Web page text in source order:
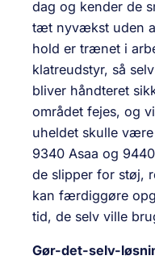
dag og kender de
tæt nyvækst uden
hold er trænet i
klatreudstyr, så
bliver håndteret
området fejes, og
uheldet skulle
9340 Asaa og
de slipper for støj,
kan færdiggøre
tid, de selv ville
Gør-det-selv-